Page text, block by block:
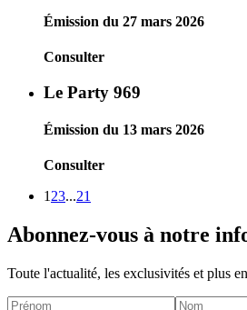
Émission du 27 mars 2026
Consulter
Le Party 969
Émission du 13 mars 2026
Consulter
1 23...21
Abonnez-vous à notre
Toute l'actualité, les exclusivités et plus